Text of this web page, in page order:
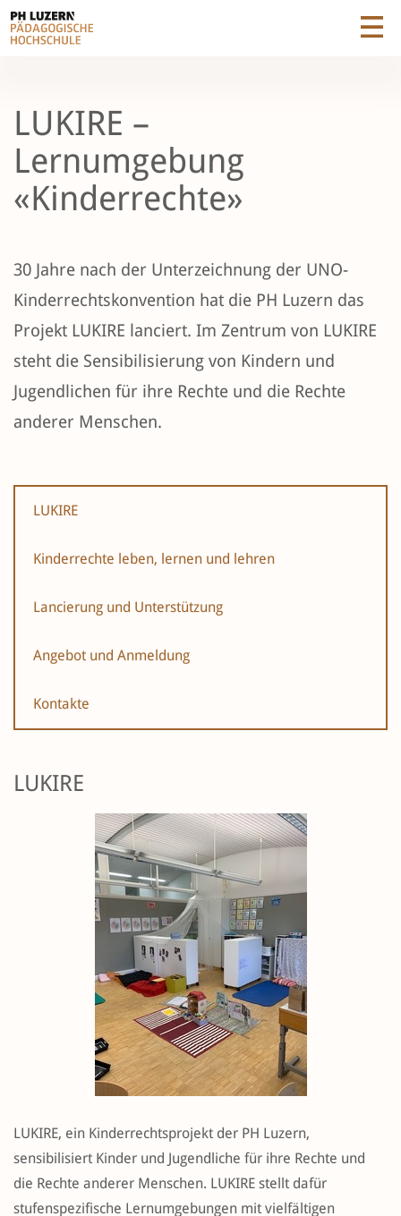
LUKIRE –
Lernumgebung
«Kinderrechte»
30 Jahre nach der Unterzeichnung der UNO-
Kinderrechtskonvention hat die PH Luzern das
Projekt LUKIRE lanciert. Im Zentrum von LUKIRE
steht die Sensibilisierung von Kindern und
Jugendlichen für ihre Rechte und die Rechte
anderer Menschen.
LUKIRE
Kinderrechte leben, lernen und lehren
Lancierung und Unterstützung
Angebot und Anmeldung
Kontakte
LUKIRE
LUKIRE, ein Kinderrechtsprojekt der PH Luzern,
sensibilisiert Kinder und Jugendliche für ihre Rechte und
die Rechte anderer Menschen. LUKIRE stellt dafür
stufenspezifische Lernumgebungen mit vielfältigen